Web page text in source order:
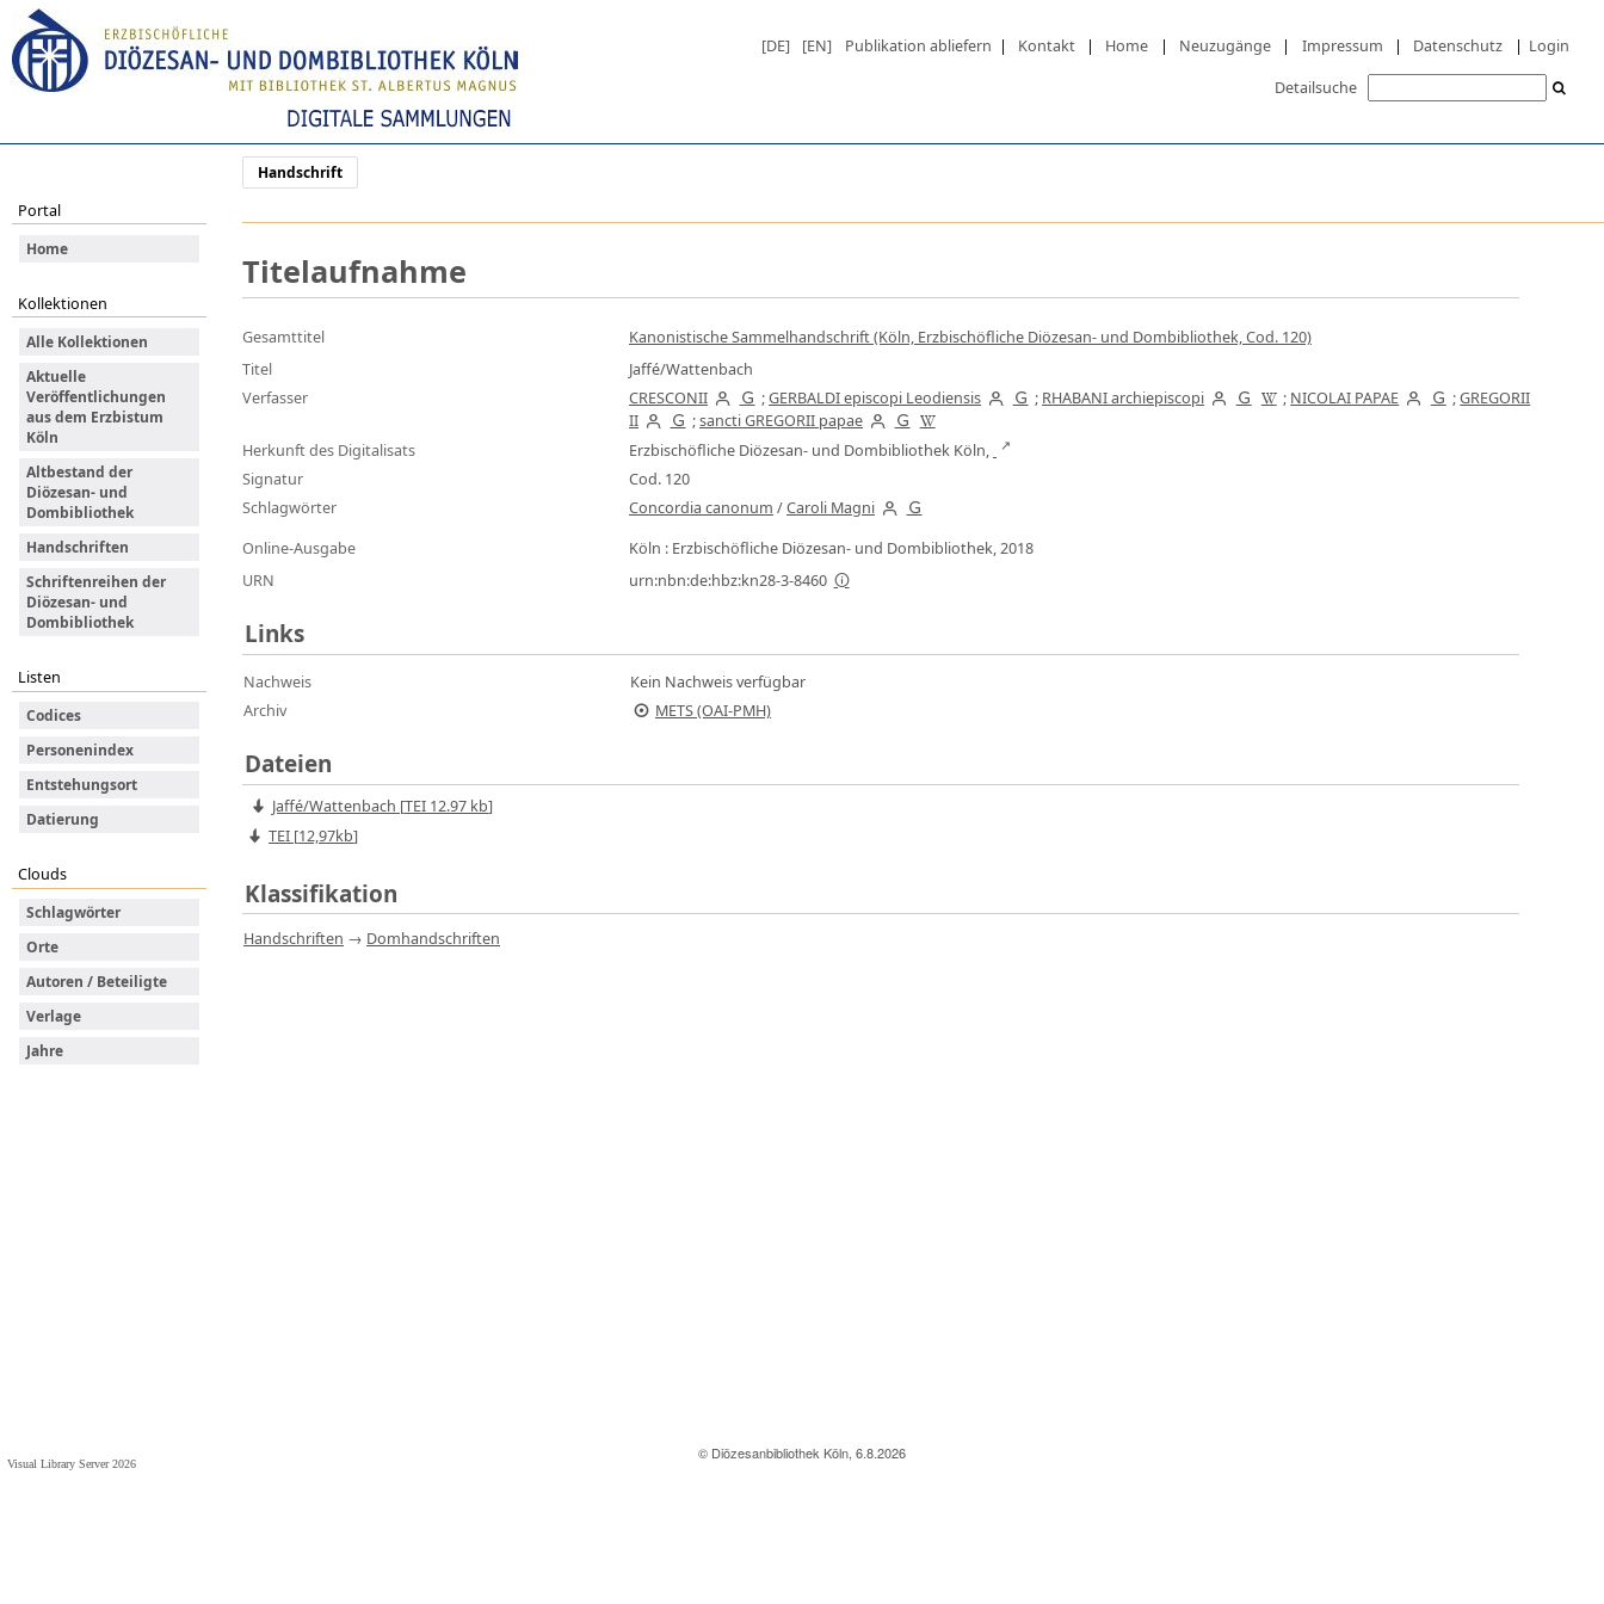
© Diözesanbibliothek Köln, 6.8.2026
Visual Library Server 2026
[DE] [EN] Publikation abliefern | Kontakt | Home | Neuzugänge | Impressum | Datenschutz | Login
Detailsuche
Handschrift
Portal
Home
Kollektionen
Alle Kollektionen
Aktuelle
Veröffentlichungen
aus dem Erzbistum
Köln
Altbestand der
Diözesan- und
Dombibliothek
Handschriften
Schriftenreihen der
Diözesan- und
Dombibliothek
Listen
Codices
Personenindex
Entstehungsort
Datierung
Clouds
Schlagwörter
Orte
Autoren / Beteiligte
Verlage
Jahre
Titelaufnahme
Gesamttitel
Kanonistische Sammelhandschrift (Köln, Erzbischöfliche Diözesan- und Dombibliothek, Cod. 120)
Titel
Jaffé/Wattenbach
Verfasser
CRESCONII ;GERBALDI episcopi Leodiensis ; RHABANI archiepiscopi ; NICOLAI PAPAE ;GREGORII
II
;sancti GREGORII papae
Herkunft des Digitalisats
Erzbischöfliche Diözesan- und Dombibliothek Köln,
Signatur
Cod. 120
Schlagwörter
Concordia canonum /Caroli Magni
Online-Ausgabe
Köln : Erzbischöfliche Diözesan- und Dombibliothek, 2018
URN
urn:nbn:de:hbz:kn28-3-8460
Links
Nachweis
Kein Nachweis verfügbar
Archiv
METS (OAI-PMH)
Dateien
Jaffé/Wattenbach [TEI 12.97 kb]
TEI [12,97kb]
Klassifikation
Handschriften → Domhandschriften